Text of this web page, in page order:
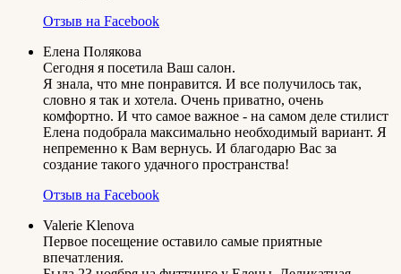
Отзыв на Facebook
Елена Полякова
Сегодня я посетила Ваш салон.
Я знала, что мне понравится. И все получилось так,
словно я так и хотела. Очень приватно, очень
комфортно. И что самое важное - на самом деле стилист
Елена подобрала максимально необходимый вариант. Я
непременно к Вам вернусь. И благодарю Вас за
создание такого удачного пространства!
Отзыв на Facebook
Valerie Klenova
Первое посещение оставило самые приятные
впечатления.